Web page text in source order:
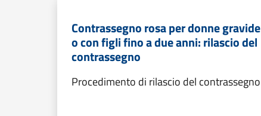
Contrassegno rosa per donne gravide
o con figli fino a due anni: rilascio del
contrassegno
Procedimento di rilascio del contrassegno